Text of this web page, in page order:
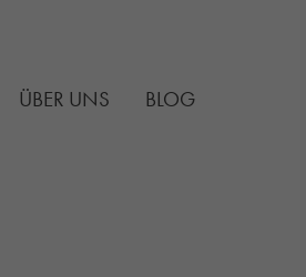
ÜBER UNS BLOG